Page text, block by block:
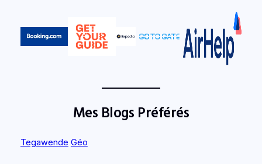
Mes Blogs Préférés
Tegawende Géo